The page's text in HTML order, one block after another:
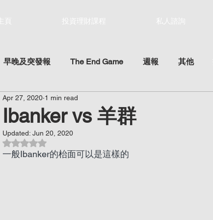
主頁 投資理財課程 私人諮詢
早晚及突發報 The End Game 週報 其他
Ibanker vs 羊群
Apr 27, 2020 1 min read
Updated: Jun 20, 2020
Rated NaN out of 5 stars.
一般Ibanker的枱面可以是這樣的